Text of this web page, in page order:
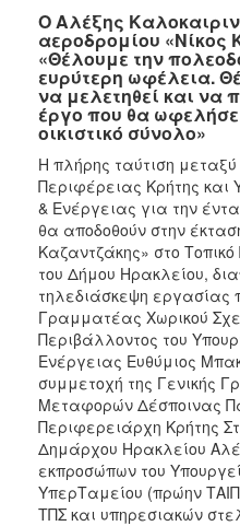
ΕΠΙΣΚΕΠΤΗΣ
ΗΡΑΚΛΕΙΟ
Ο Αλέξης
αεροδρομίου «Νίκος
«Θέλουμε την
ευρύτερη ωφέλεια.
να μελετηθεί και να
έργο που θα
οικιστικό σύνολο»
Η πλήρης ταύτιση
Περιφέρειας Κρήτης και
& Ενέργειας για την
θα αποδοθούν στην
Καζαντζάκης» στο
του Δήμου Ηρακλείου,
τηλεδιάσκεψη εργασίας
Γραμματέας Χωρικού
Περιβάλλοντος του
Ενέργειας Ευθύμιος
συμμετοχή της Γενικής
Μεταφορών Δέσποινας
Περιφερειάρχη Κρήτης
Δημάρχου Ηρακλείου
εκπροσώπων του
ΥπερΤαμείου (πρώην
ΤΠΣ και υπηρεσιακών